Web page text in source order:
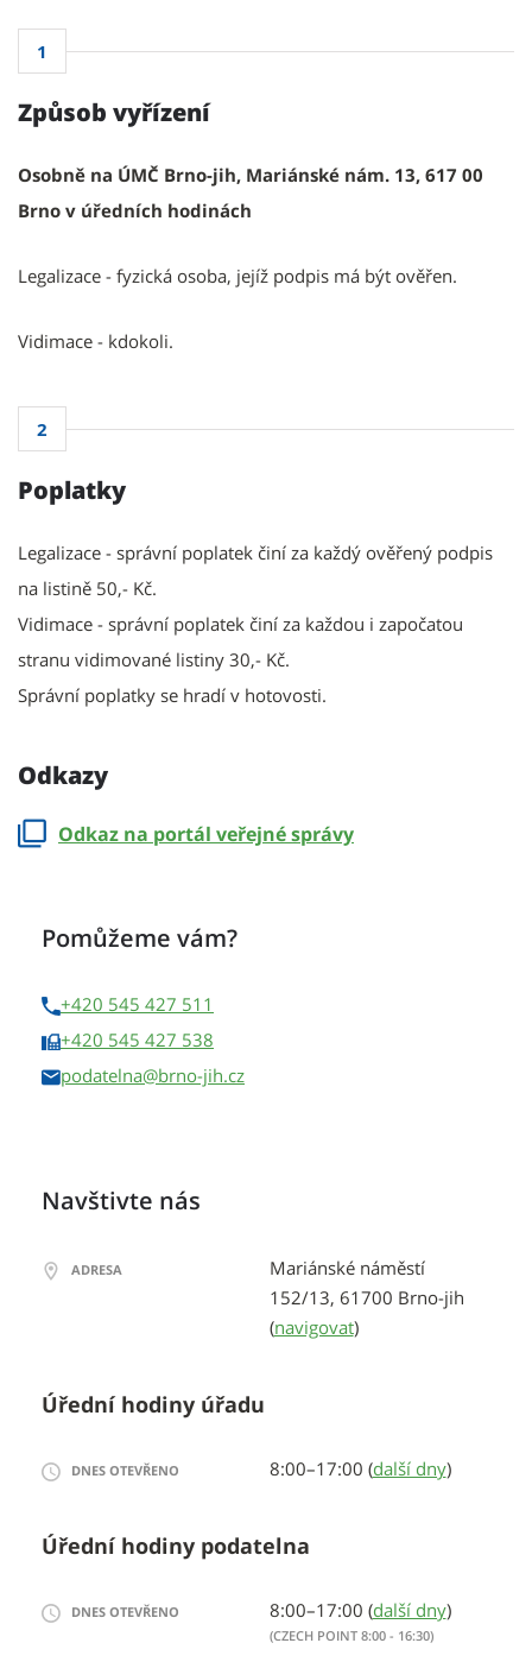
1
Způsob vyřízení
Osobně na ÚMČ Brno-jih, Mariánské nám. 13, 617 00
Brno v úředních hodinách
Legalizace - fyzická osoba, jejíž podpis má být ověřen.
Vidimace - kdokoli.
2
Poplatky
Legalizace - správní poplatek činí za každý ověřený podpis
na listině 50,- Kč.
Vidimace - správní poplatek činí za každou i započatou
stranu vidimované listiny 30,- Kč.
Správní poplatky se hradí v hotovosti.
Odkazy
Odkaz na portál veřejné správy
Pomůžeme vám?
+420 545 427 511
+420 545 427 538
podatelna
Navštivte nás
ADRESA
Mariánské náměstí
152/13, 61700 Brno-jih
(navigovat)
Úřední hodiny úřadu
DNES OTEVŘENO 8:00–17:00 (další dny)
Úřední hodiny podatelna
DNES OTEVŘENO 8:00–17:00 (další dny)
(CZECH POINT 8:00 - 16:30)